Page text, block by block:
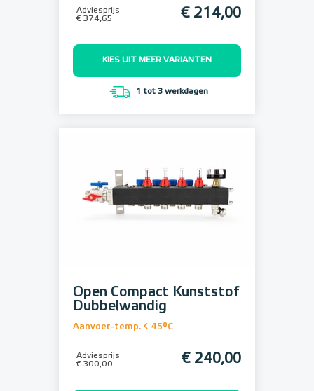
Adviesprijs
€ 374,65
€ 214,00
KIES UIT MEER VARIANTEN
1 tot 3 werkdagen
Open Compact Kunststof
Dubbelwandig
Aanvoer-temp. < 45°C
Adviesprijs
€ 300,00
€ 240,00